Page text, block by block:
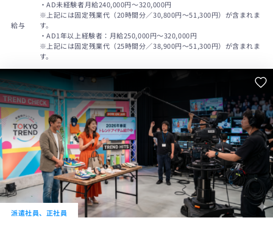
給与
・AD未経験者月給240,000円〜320,000円
※上記には固定残業代（20時間分／30,800円～51,300円）が含まれま
す。
・AD1年以上経験者：月給250,000円～320,000円
※上記には固定残業代（25時間分／38,900円～51,300円）が含まれま
す。
派遣社員、正社員